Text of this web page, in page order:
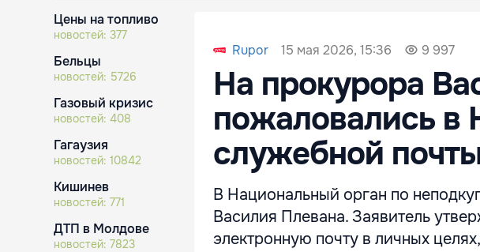
Цены на топливо
новостей: 377
Бельцы
новостей: 5726
Газовый кризис
новостей: 408
Гагаузия
новостей: 10842
Кишинев
новостей: 771
ДТП в Молдове
новостей: 7823
Rupor 15 мая 2026, 15:36 9 997
На прокурора
пожаловались в
служебной
В Национальный орган по
Василия Плевана. Заявитель
электронную почту в личных